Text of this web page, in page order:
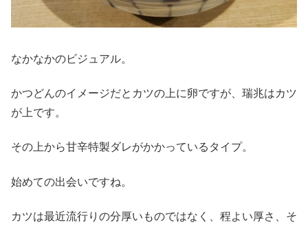
なかなかのビジュアル。
かつどんのイメージだとカツの上に卵ですが、瑞兆はカツ
が上です。
その上から甘辛特製ダレがかかっているタイプ。
始めての出会いですね。
カツは最近流行りの分厚いものではなく、程よい厚さ、そ